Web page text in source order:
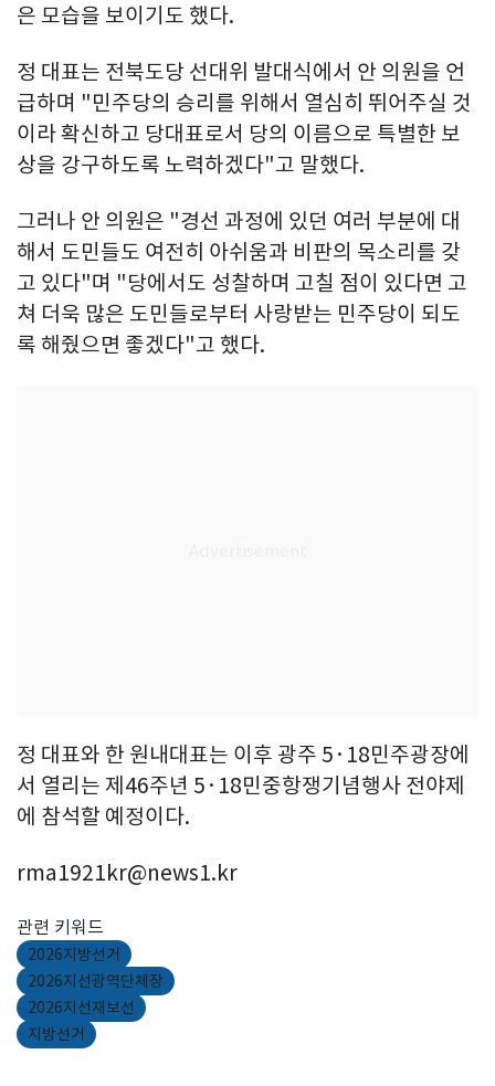
은 모습을 보이기도 했다.
정 대표는 전북도당 선대위 발대식에서 안 의원을 언
급하며 "민주당의 승리를 위해서 열심히 뛰어주실 것
이라 확신하고 당대표로서 당의 이름으로 특별한 보
상을 강구하도록 노력하겠다"고 말했다.
그러나 안 의원은 "경선 과정에 있던 여러 부분에 대
해서 도민들도 여전히 아쉬움과 비판의 목소리를 갖
고 있다"며 "당에서도 성찰하며 고칠 점이 있다면 고
쳐 더욱 많은 도민들로부터 사랑받는 민주당이 되도
록 해줬으면 좋겠다"고 했다.
정 대표와 한 원내대표는 이후 광주 5·18민주광장에
서 열리는 제46주년 5·18민중항쟁기념행사 전야제
에 참석할 예정이다.
rma1921kr@news1.kr
관련 키워드
2026지방선거
2026지선광역단체장
2026지선재보선
지방선거